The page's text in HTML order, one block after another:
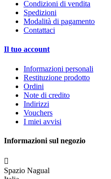
Condizioni di vendita
Spedizioni
Modalità di pagamento
Contattaci
Il tuo account
Informazioni personali
Restituzione prodotto
Ordini
Note di credito
Indirizzi
Vouchers
I miei avvisi
Informazioni sul negozio

Spazio Nagual